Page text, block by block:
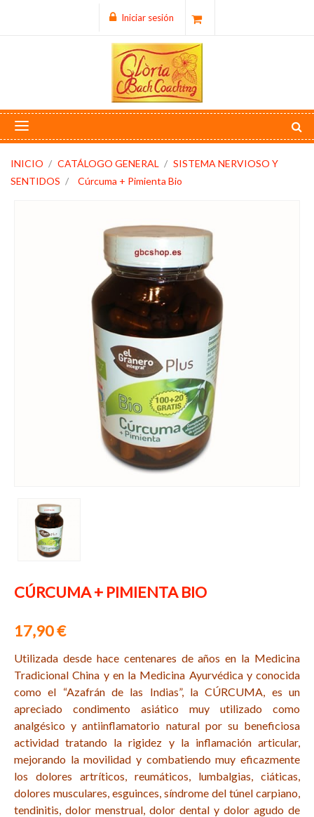
Iniciar sesión
INICIO CATÁLOGO GENERAL
SISTEMA NERVIOSO Y
SENTIDOS
Cúrcuma + Pimienta Bio
CÚRCUMA + PIMIENTA BIO
17,90 €
Utilizada desde hace centenares de años en la Medicina
Tradicional China y en la Medicina Ayurvédica y conocida
como el “Azafrán de las Indias”, la CÚRCUMA, es un
apreciado condimento asiático muy utilizado como
analgésico y antiinflamatorio natural por su beneficiosa
actividad tratando la rigidez y la inflamación articular,
mejorando la movilidad y combatiendo muy eficazmente
los dolores artríticos, reumáticos, lumbalgias, ciáticas,
dolores musculares, esguinces, síndrome del túnel carpiano,
tendinitis, dolor menstrual, dolor dental y dolor agudo de